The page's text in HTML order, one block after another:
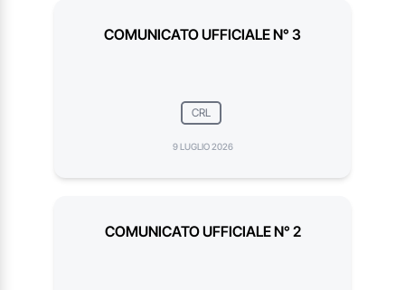
COMUNICATO UFFICIALE N° 3
CRL
9 LUGLIO 2026
COMUNICATO UFFICIALE N° 2